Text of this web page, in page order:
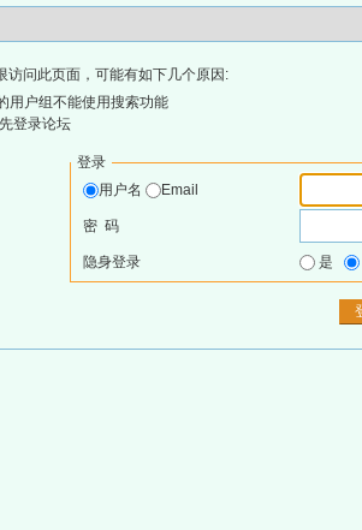
访问此页面，可能有如下几个原因:
用户组不能使用搜索功能
登录论坛
登录
用户名
Email
密 码
隐身登录 是